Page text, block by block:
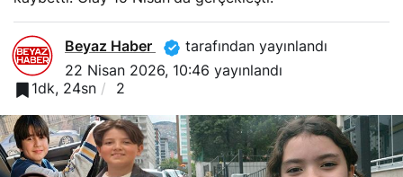
Beyaz Haber
tarafından yayınlandı
22 Nisan 2026, 10:46 yayınlandı
1dk, 24sn
2